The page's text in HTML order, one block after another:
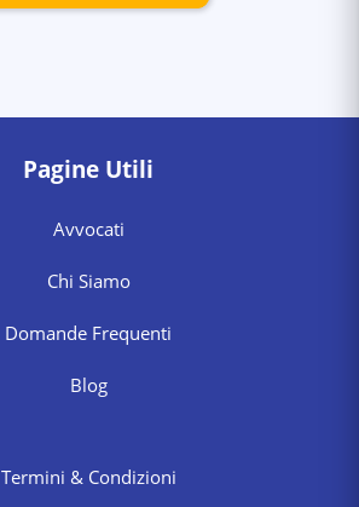
Pagine Utili
Avvocati
Chi Siamo
Domande Frequenti
Blog
Termini & Condizioni